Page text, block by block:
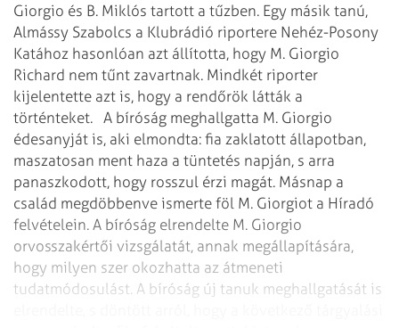
Giorgio és B. Miklós tartott a tűzben. Egy másik tanú,
Almássy Szabolcs a Klubrádió riportere Nehéz-Posony
Katához hasonlóan azt állította, hogy M. Giorgio
Richard nem tűnt zavartnak. Mindkét riporter
kijelentette azt is, hogy a rendőrök látták a
történteket. A bíróság meghallgatta M. Giorgio
édesanyját is, aki elmondta: fia zaklatott állapotban,
maszatosan ment haza a tüntetés napján, s arra
panaszkodott, hogy rosszul érzi magát. Másnap a
család megdöbbenve ismerte föl M. Giorgiot a Híradó
felvételein. A bíróság elrendelte M. Giorgio
orvosszakértői vizsgálatát, annak megállapítására,
hogy milyen szer okozhatta az átmeneti
tudatmódosulást. A bíróság új tanuk meghallgatását is